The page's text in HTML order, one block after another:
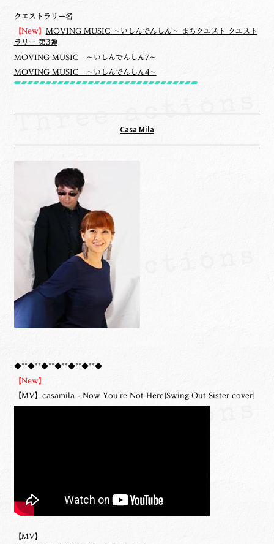
クエストラリー名
【New】
MOVING MUSIC ～いしんでんしん～ まちクエスト クエスト
ラリー 第3弾
MOVING MUSIC ～いしんでんしん7～
MOVING MUSIC ～いしんでんしん4～
Casa Mila
◆**◆**◆**◆**◆**◆**◆
【New】
【MV】casamila - Now You're Not Here[Swing Out Sister cover]
【MV】